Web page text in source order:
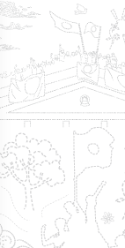
সময় গতিসীমা